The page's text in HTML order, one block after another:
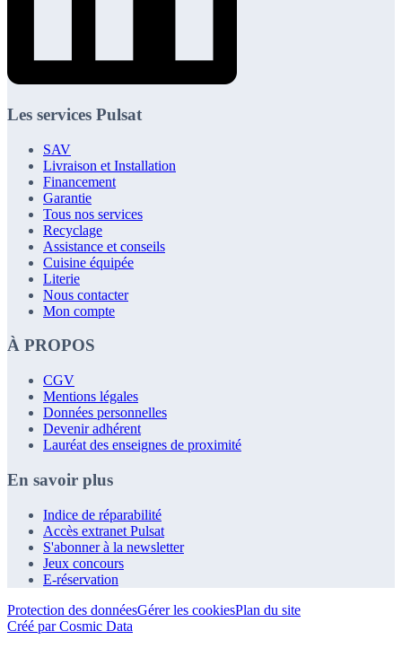
Les services Pulsat
SAV
Livraison et Installation
Financement
Garantie
Tous nos services
Recyclage
Assistance et conseils
Cuisine équipée
Literie
Nous contacter
Mon compte
À PROPOS
CGV
Mentions légales
Données personnelles
Devenir adhérent
Lauréat des enseignes de proximité
En savoir plus
Indice de réparabilité
Accès extranet Pulsat
S'abonner à la newsletter
Jeux concours
E-réservation
Protection des donnéesGérer les cookiesPlan du site
Créé par Cosmic Data